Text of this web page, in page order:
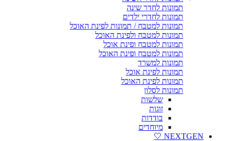
תמונות לחדר שינה
תמונות לחדרי ילדים
תמונות למטבח / תמונות לפינת האוכל
תמונות למטבח ולפינת האוכל
תמונות למטבח ופינת אוכל
תמונות למטבח ופינת האוכל
תמונות למשרד
תמונות לפינת אוכל
תמונות לפינת האוכל
תמונות לסלון
שלשות
זוגות
בודדות
מיוחדים
NEXTGEN 🤍